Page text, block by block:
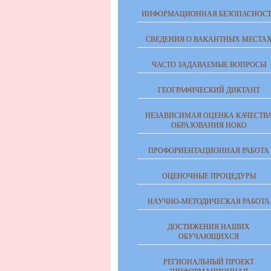
ИНФОРМАЦИОННАЯ
СВЕДЕНИЯ О ВАКАНТНЫХ
ЧАСТО ЗАДАВАЕМЫЕ ВОПРОСЫ
ГЕОГРАФИЧЕСКИЙ ДИКТАНТ
НЕЗАВИСИМАЯ ОЦЕНКА
ОБРАЗОВАНИЯ НОКО
ПРОФОРИЕНТАЦИОННАЯ РАБОТА
ОЦЕНОЧНЫЕ ПРОЦЕДУРЫ
НАУЧНО-МЕТОДИЧЕСКАЯ РАБОТА
ДОСТИЖЕНИЯ НАШИХ
ОБУЧАЮЩИХСЯ
РЕГИОНАЛЬНЫЙ ПРОЕКТ